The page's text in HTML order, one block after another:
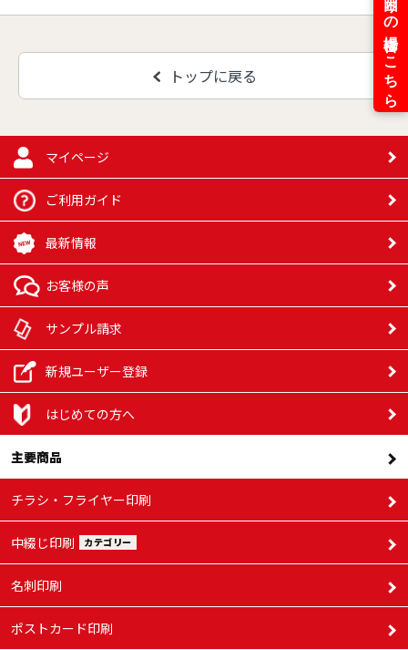
トップに戻る
マイページ
ご利用ガイド
最新情報
お客様の声
サンプル請求
新規ユーザー登録
はじめての方へ
主要商品
チラシ・フライヤー印刷
中綴じ印刷 カテゴリー
名刺印刷
ポストカード印刷